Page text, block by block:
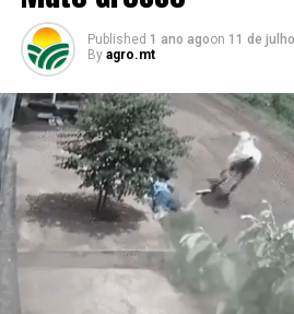
Published 1 ano agoon 11 de
By agro.mt